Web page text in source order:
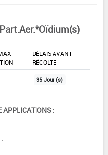
DÉLAIS AVANT
RÉCOLTE
35 Jour (s)
APPLICATIONS :
: